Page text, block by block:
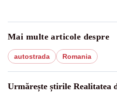
Mai multe articole despre
autostrada Romania
Urmărește știrile Realitatea